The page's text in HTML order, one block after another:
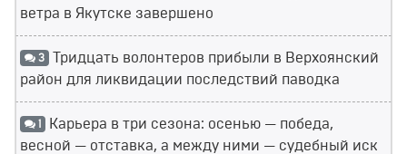
ветра в Якутске завершено
3 Тридцать волонтеров прибыли в Верхоянский
район для ликвидации последствий паводка
1
Карьера в три сезона: осенью — победа,
весной — отставка, а между ними — судебный иск